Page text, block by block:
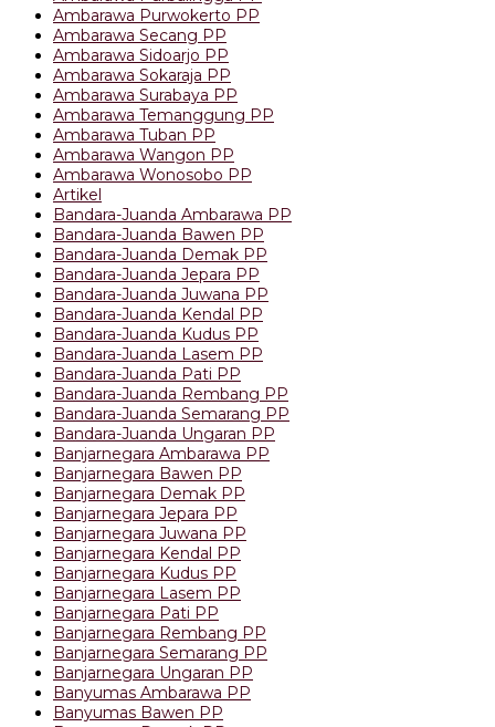
Ambarawa Purwokerto PP
Ambarawa Secang PP
Ambarawa Sidoarjo PP
Ambarawa Sokaraja PP
Ambarawa Surabaya PP
Ambarawa Temanggung PP
Ambarawa Tuban PP
Ambarawa Wangon PP
Ambarawa Wonosobo PP
Artikel
Bandara-Juanda Ambarawa PP
Bandara-Juanda Bawen PP
Bandara-Juanda Demak PP
Bandara-Juanda Jepara PP
Bandara-Juanda Juwana PP
Bandara-Juanda Kendal PP
Bandara-Juanda Kudus PP
Bandara-Juanda Lasem PP
Bandara-Juanda Pati PP
Bandara-Juanda Rembang PP
Bandara-Juanda Semarang PP
Bandara-Juanda Ungaran PP
Banjarnegara Ambarawa PP
Banjarnegara Bawen PP
Banjarnegara Demak PP
Banjarnegara Jepara PP
Banjarnegara Juwana PP
Banjarnegara Kendal PP
Banjarnegara Kudus PP
Banjarnegara Lasem PP
Banjarnegara Pati PP
Banjarnegara Rembang PP
Banjarnegara Semarang PP
Banjarnegara Ungaran PP
Banyumas Ambarawa PP
Banyumas Bawen PP